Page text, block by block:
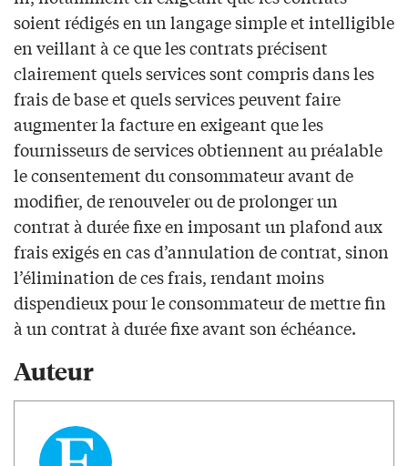
soient rédigés en un langage simple et intelligible
en veillant à ce que les contrats précisent
clairement quels services sont compris dans les
frais de base et quels services peuvent faire
augmenter la facture en exigeant que les
fournisseurs de services obtiennent au préalable
le consentement du consommateur avant de
modifier, de renouveler ou de prolonger un
contrat à durée fixe en imposant un plafond aux
frais exigés en cas d’annulation de contrat, sinon
l’élimination de ces frais, rendant moins
dispendieux pour le consommateur de mettre fin
à un contrat à durée fixe avant son échéance.
Auteur